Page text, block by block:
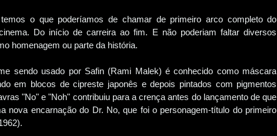
o que poderíamos de chamar de primeiro arco completo do
Do início de carreira ao fim. E não poderiam faltar diversos
homenagem ou parte da história.
sendo usado por Safin (Rami Malek) é conhecido como máscara
em blocos de cipreste japonês e depois pintados com pigmentos
"No" e "Noh" contribuiu para a crença antes do lançamento de que
nova encarnação do Dr. No, que foi o personagem-título do primeiro